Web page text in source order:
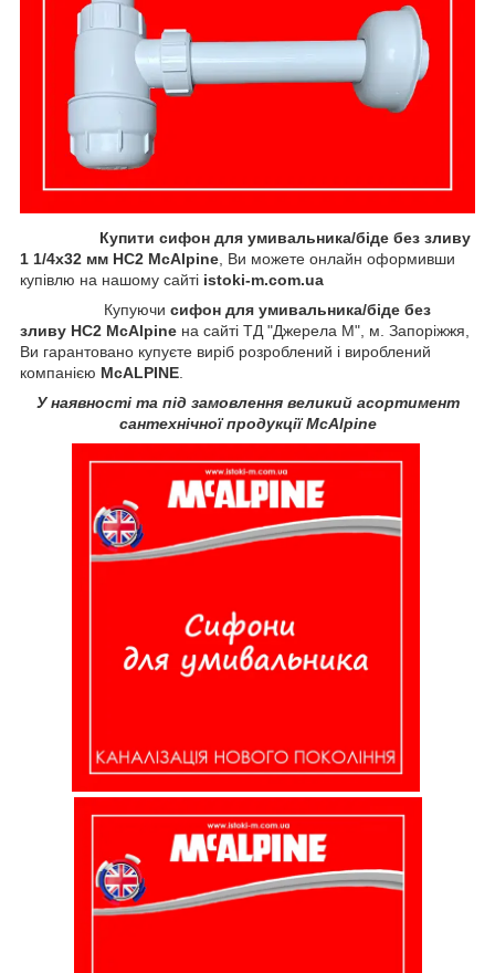
Купити сифон для умивальника/біде без зливу
1 1/4x32 мм HC2 McAlpine, Ви можете онлайн оформивши
купівлю на нашому сайті istoki-m.com.ua
Купуючи сифон для умивальника/біде без
зливу HC2 McAlpine на сайті ТД "Джерела М", м. Запоріжжя,
Ви гарантовано купуєте виріб розроблений і вироблений
компанією McALPINE.
У наявності та під замовлення великий асортимент
сантехнічної продукції McAlpine